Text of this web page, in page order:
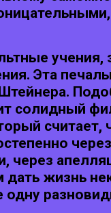
учения,
Эта
солидный
считает,
через
жизнь